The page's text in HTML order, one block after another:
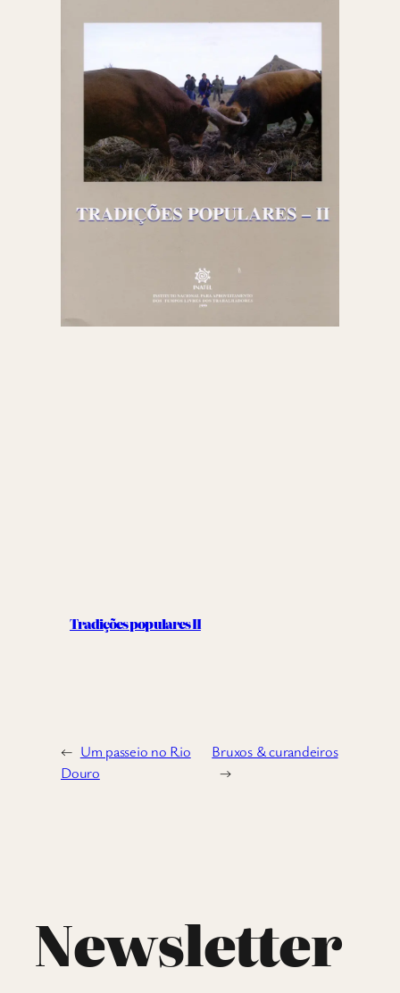
Tradições populares II
← Um passeio no Rio
Douro
Bruxos & curandeiros
→
Newsletter